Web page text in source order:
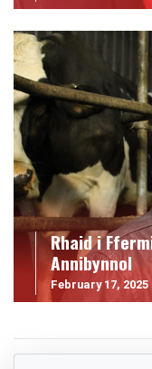
Rhaid i
Annibynnol
February 17, 2025